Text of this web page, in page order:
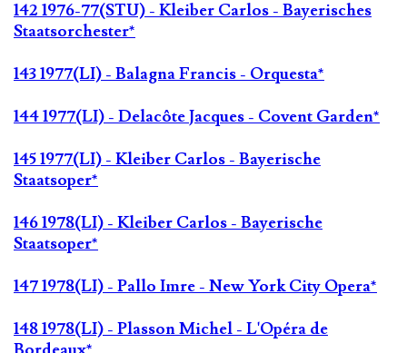
142 1976-77(STU) - Kleiber Carlos - Bayerisches
Staatsorchester*
143 1977(LI) - Balagna Francis - Orquesta*
144 1977(LI) - Delacôte Jacques - Covent Garden*
145 1977(LI) - Kleiber Carlos - Bayerische
Staatsoper*
146 1978(LI) - Kleiber Carlos - Bayerische
Staatsoper*
147 1978(LI) - Pallo Imre - New York City Opera*
148 1978(LI) - Plasson Michel - L'Opéra de